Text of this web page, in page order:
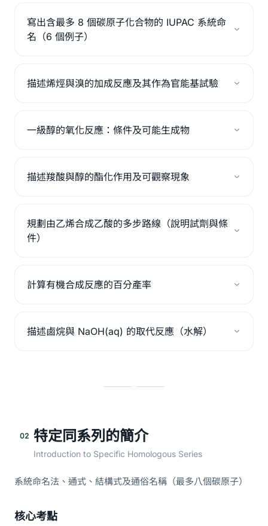
寫出含最多 8 個碳原子化合物的 IUPAC 系統命
名（6 個例子）
描述烯烴與溴的加成反應及其作為官能基試驗
一級醇的氧化反應：條件及可能生成物
描述羧酸與醇的酯化作用及可觀察現象
規劃由乙烯合成乙酸的多步路線（說明試劑與條
件）
計算有機合成反應的百分產率
描述鹵烷與 NaOH(aq) 的取代反應（水解）
02 特定同系列的簡介
Introduction to Specific Homologous Series
系統命名法、通式、結構式及通俗名稱（最多八個碳原子）
核心考點